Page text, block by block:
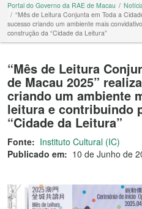
Portal do Governo da RAE de Macau
“Mês de Leitura Conjunta em Toda a
sucesso criando um ambiente mais
construção da “Cidade da Leitura”
“Mês de Leitura
de Macau 2025”
criando um ambiente
leitura e contribuindo
“Cidade da Leitura”
Fonte: Instituto Cultural (IC)
Publicado em: 10 de Junho de